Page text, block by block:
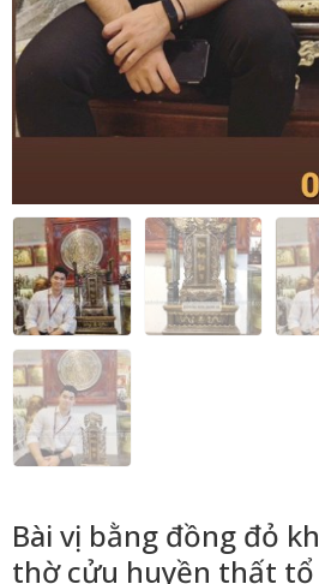
Bài vị bằng đồng đỏ
thờ cửu huyền thất tổ